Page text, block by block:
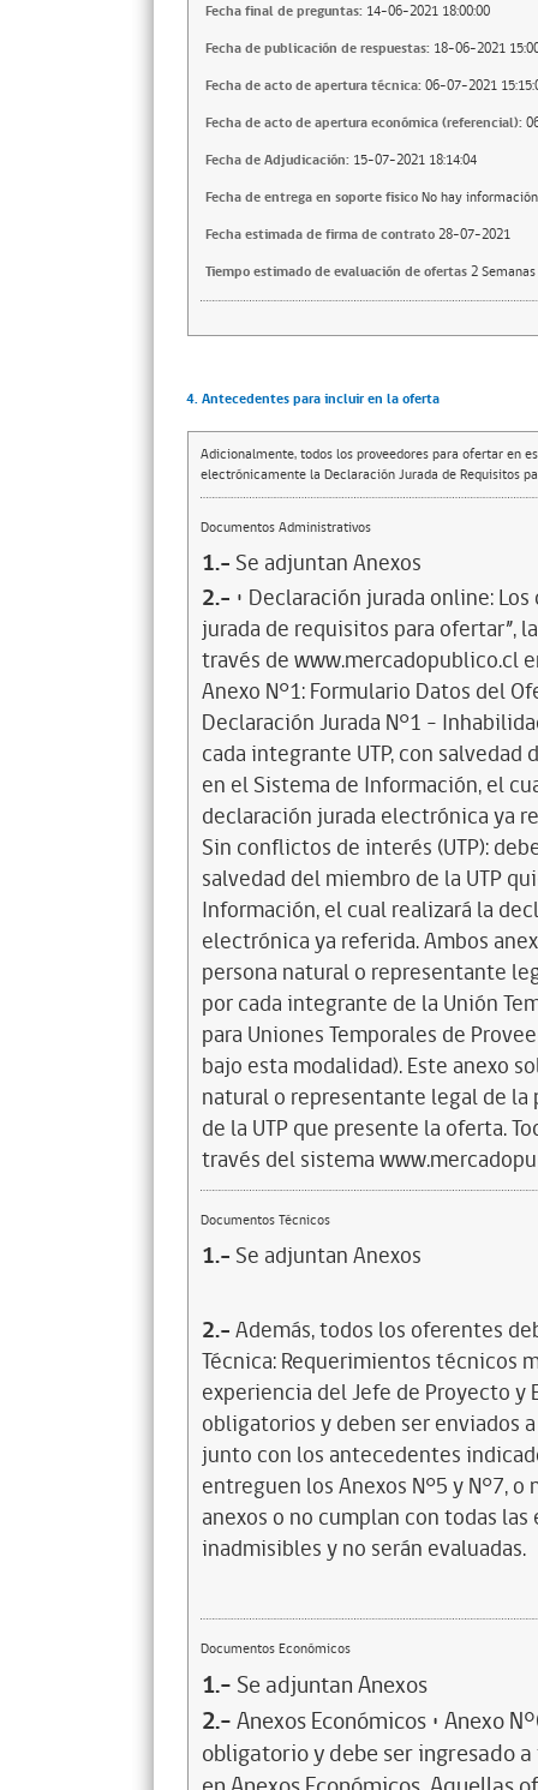
Fecha final de preguntas: 14-06-2021 18:00:00
Fecha de publicación de respuestas: 18-06-2021
Fecha de acto de apertura técnica: 06-07-2021
Fecha de acto de apertura económica (referencial):
Fecha de Adjudicación: 15-07-2021 18:14:04
Fecha de entrega en soporte fisicoNo hay información
Fecha estimada de firma de contrato28-07-2021
Tiempo estimado de evaluación de ofertas2 Semanas
4. Antecedentes para incluir en la oferta
Adicionalmente, todos los proveedores para ofertar en
electrónicamente la Declaración Jurada de Requisitos
Documentos Administrativos
1.- Se adjuntan Anexos
2.- • Declaración jurada online:
jurada de requisitos para ofertar”,
través de www.mercadopublico.cl
Anexo N°1: Formulario Datos del
Declaración Jurada N°1 -
cada integrante UTP, con
en el Sistema de Información, el
declaración jurada electrónica ya
Sin conflictos de interés (UTP):
salvedad del miembro de la UTP
Información, el cual realizará la
electrónica ya referida. Ambos
persona natural o representante
por cada integrante de la Unión
para Uniones Temporales de
bajo esta modalidad). Este anexo
natural o representante legal de
de la UTP que presente la oferta.
través del sistema
Documentos Técnicos
1.- Se adjuntan Anexos
2.-Además, todos los oferentes
Técnica: Requerimientos técnicos
experiencia del Jefe de Proyecto y
obligatorios y deben ser enviados
junto con los antecedentes
entreguen los Anexos N°5 y N°7,
anexos o no cumplan con todas
inadmisibles y no serán evaluadas.
Documentos Económicos
1.- Se adjuntan Anexos
2.-Anexos Económicos • Anexo
obligatorio y debe ser ingresado